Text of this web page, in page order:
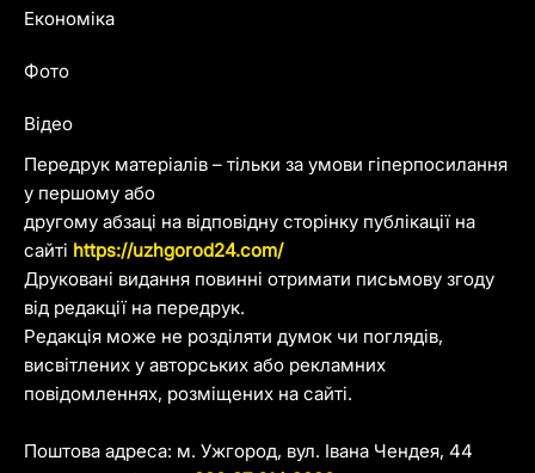
Передрук матеріалів – тільки за умови гіперпосилання
у першому або
другому абзаці на відповідну сторінку публікації на
сайті https://uzhgorod24.com/
Друковані видання повинні отримати письмову згоду
від редакції на передрук.
Редакція може не розділяти думок чи поглядів,
висвітлених у авторських або рекламних
повідомленнях, розміщених на сайті.
Поштова адреса: м. Ужгород, вул. Івана Чендея, 44
Економіка
Фото
Відео